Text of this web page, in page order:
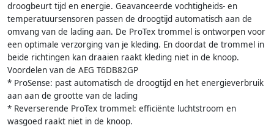
droogbeurt tijd en energie. Geavanceerde vochtigheids- en
temperatuursensoren passen de droogtijd automatisch aan de
omvang van de lading aan. De ProTex trommel is ontworpen voor
een optimale verzorging van je kleding. En doordat de trommel in
beide richtingen kan draaien raakt kleding niet in de knoop.
Voordelen van de AEG T6DB82GP
* ProSense: past automatisch de droogtijd en het energieverbruik
aan aan de grootte van de lading
* Reverserende ProTex trommel: efficiënte luchtstroom en
wasgoed raakt niet in de knoop.